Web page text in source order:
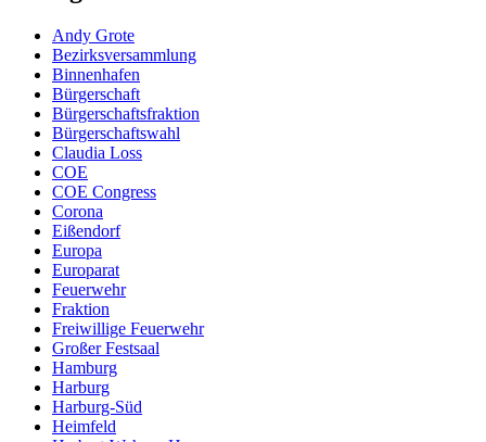
Andy Grote
Bezirksversammlung
Binnenhafen
Bürgerschaft
Bürgerschaftsfraktion
Bürgerschaftswahl
Claudia Loss
COE
COE Congress
Corona
Eißendorf
Europa
Europarat
Feuerwehr
Fraktion
Freiwillige Feuerwehr
Großer Festsaal
Hamburg
Harburg
Harburg-Süd
Heimfeld